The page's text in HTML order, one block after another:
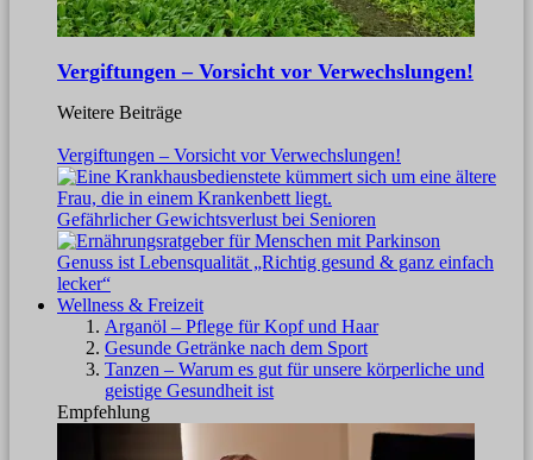
Vergiftungen – Vorsicht vor Verwechslungen!
Weitere Beiträge
Vergiftungen – Vorsicht vor Verwechslungen!
Gefährlicher Gewichtsverlust bei Senioren
Genuss ist Lebensqualität „Richtig gesund & ganz einfach
lecker“
Wellness & Freizeit
Arganöl – Pflege für Kopf und Haar
Gesunde Getränke nach dem Sport
Tanzen – Warum es gut für unsere körperliche und
geistige Gesundheit ist
Empfehlung